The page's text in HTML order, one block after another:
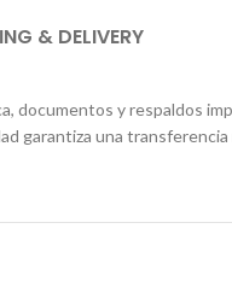
& DELIVERY
documentos y respaldos
garantiza una